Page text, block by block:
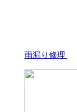
雨漏り修理